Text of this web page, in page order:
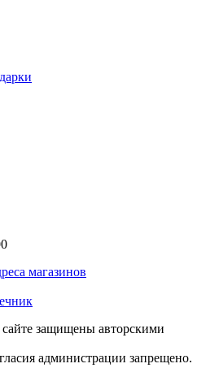
магазинов
защищены авторскими
администрации запрещено.